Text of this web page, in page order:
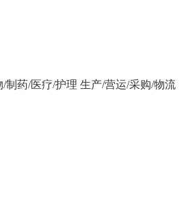
/制药/医疗/护理 生产/营运/采购/物流